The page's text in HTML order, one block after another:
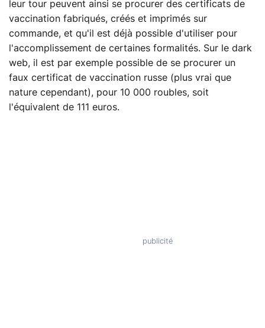
leur tour peuvent ainsi se procurer des certificats de
vaccination fabriqués, créés et imprimés sur
commande, et qu'il est déjà possible d'utiliser pour
l'accomplissement de certaines formalités. Sur le dark
web, il est par exemple possible de se procurer un
faux certificat de vaccination russe (plus vrai que
nature cependant), pour 10 000 roubles, soit
l'équivalent de 111 euros.